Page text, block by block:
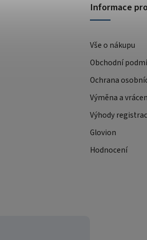
Informace
Vše o nákupu
Obchodní
Ochrana
Výměna a
Výhody
Glovion
Hodnocení